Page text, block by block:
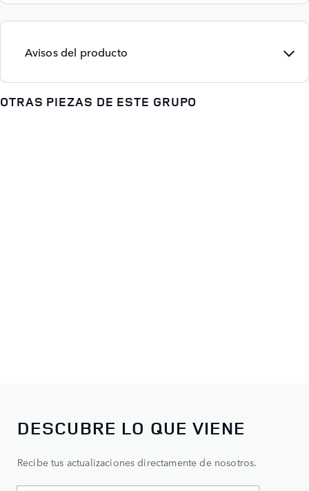
Avisos del producto
OTRAS PIEZAS DE ESTE GRUPO
DESCUBRE LO QUE VIENE
Recibe tus actualizaciones directamente de nosotros.